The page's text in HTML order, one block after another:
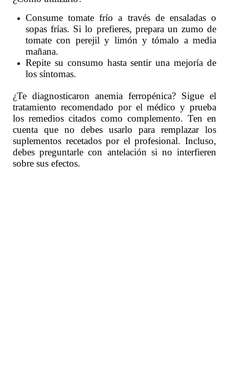
Consume tomate frío a través de ensaladas o
sopas frías. Si lo prefieres, prepara un zumo de
tomate con perejil y limón y tómalo a media
mañana.
Repite su consumo hasta sentir una mejoría de
los síntomas.
¿Te diagnosticaron anemia ferropénica? Sigue el
tratamiento recomendado por el médico y prueba
los remedios citados como complemento. Ten en
cuenta que no debes usarlo para remplazar los
suplementos recetados por el profesional. Incluso,
debes preguntarle con antelación si no interfieren
sobre sus efectos.